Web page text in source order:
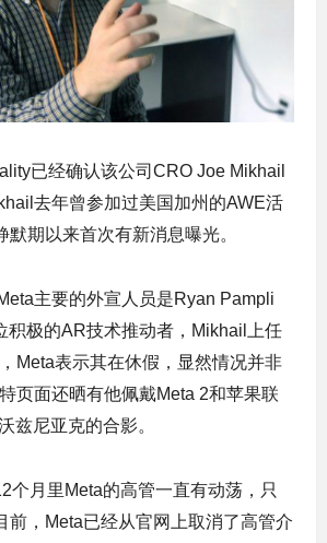
已经确认该公司CRO Joe Mikhail
去年曾参加过美国加州的AWE活
默期以来首次有新消息曝光。
主要的外宣人员是Ryan Pampli
积极的AR技术推动者，Mikhail上任
Meta表示其在休假，显然情况并非
页面还晒有他佩戴Meta 2和苹果联
兹尼亚克的合影。
个月里Meta的高管一直有动荡，只
前，Meta已经从官网上取消了高管介